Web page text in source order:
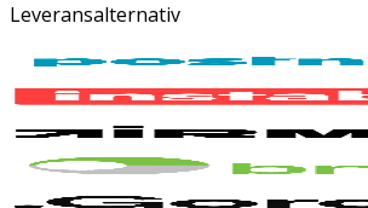
Leveransalternativ